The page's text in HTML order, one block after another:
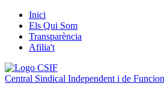
Inici
Els Qui Som
Transparència
Afilia't
Central Sindical Independent i de